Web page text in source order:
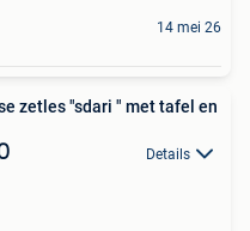
14 mei 26
zetles "sdari " met tafel en
Details